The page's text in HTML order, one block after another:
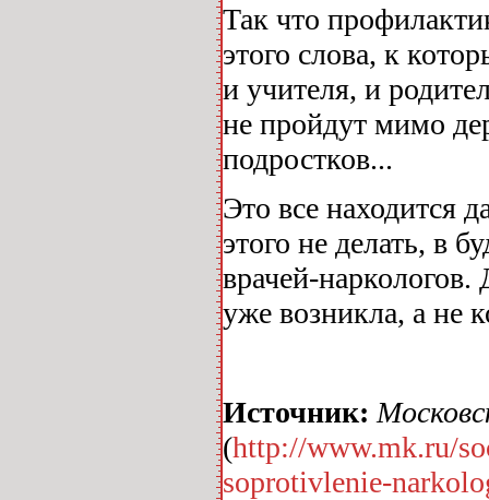
Так что
этого слова, к
и учителя, и
не пройдут мимо
подростков...
Это все находится
этого не делать, в
врачей-
уже возникла, а не
Источник:
(http://www.mk.ru/
soprotivlenie-